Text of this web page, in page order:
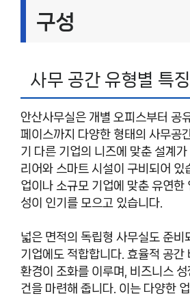
구성
사무 공간 유형별 특징
안산사무실은 개별 오피스부터 공
페이스까지 다양한 형태의 사무공
기 다른 기업의 니즈에 맞춘 설계가
리어와 스마트 시설이 구비되어 있
업이나 소규모 기업에 맞춘 유연한
성이 인기를 모으고 있습니다.
넓은 면적의 독립형 사무실도 준비
기업에도 적합합니다. 효율적 공간
환경이 조화를 이루며, 비즈니스
건을 마련해 줍니다. 이는 다양한